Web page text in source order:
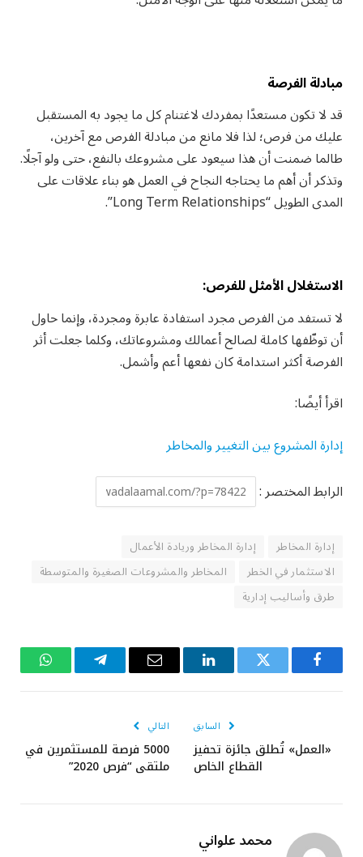
مبادلة الفرصة
قد لا تكون مستعدًا بمفردك لاغتنام كل ما يجود به المستقبل
عليك من فرص؛ لذا فلا مانع من مبادلة الفرص مع آخرين،
طالما ضمنت أن هذا سيعود على مشروعك بالنفع، حتى ولو آجلًا.
وتذكر أن أهم ما يحتاجه النجاح في العمل هو بناء علاقات على
المدى الطويل “Long Term Relationships”.
الاستغلال الأمثل للفرص:
لا تستفد من الفرص مجرد استفادة عابرة ومجردة، وإنما حاول
أن توظّفها كاملة لصالح أعمالك ومشروعاتك، وكلما جعلت أثر
الفرصة أكثر استدامة كان نفعها أعم وأشمل.
اقرأ أيضًا:
إدارة المشروع بين التغيير والمخاطر
الرابط المختصر :
إدارة المخاطر
إدارة المخاطر وريادة الأعمال
الاستثمار في الخطر
المخاطر والمشروعات الصغيرة والمتوسطة
طرق وأساليب إدارية
فيسبوك تويتر لينكدإن
البريد
تيلقرام واتساب
السابق
«العمل» تُطلق جائزة تحفيز
القطاع الخاص
التالي
5000 فرصة للمستثمرين في
ملتقى “فرص 2020”
محمد علواني